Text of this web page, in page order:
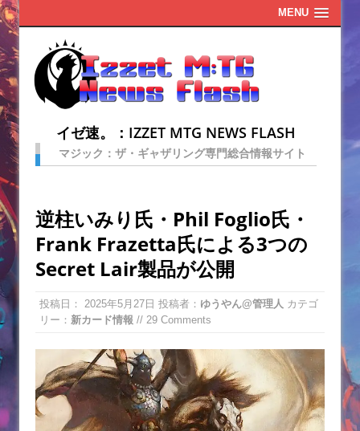
MENU
イゼ速。：IZZET MTG NEWS FLASH
マジック：ザ・ギャザリング専門総合情報サイト
逆柱いみり氏・Phil Foglio氏・
Frank Frazetta氏による3つの
Secret Lair製品が公開
投稿日： 2025年5月27日 投稿者： ゆうやん@管理人 カテゴ
リー： 新カード情報 // 29 Comments